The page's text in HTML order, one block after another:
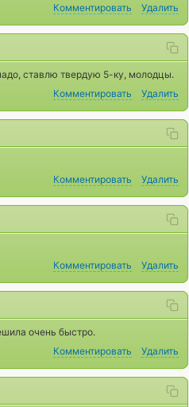
Комментировать
Удалить
ставлю твердую 5-ку, молодцы.
Комментировать
Удалить
Комментировать
Удалить
Комментировать
Удалить
очень быстро.
Комментировать
Удалить